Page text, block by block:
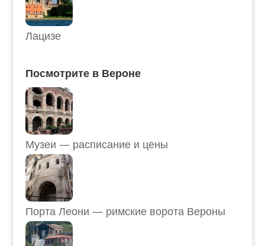
Лацизе
Посмотрите в Вероне
Музеи — расписание и цены
Порта Леони — римские ворота Вероны